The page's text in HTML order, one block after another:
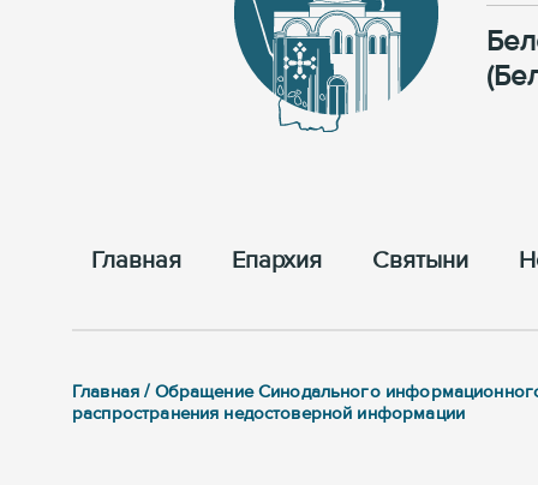
Главная Епархия Cвятыни
Главная / Обращение Синодального
распространения недостоверной информации